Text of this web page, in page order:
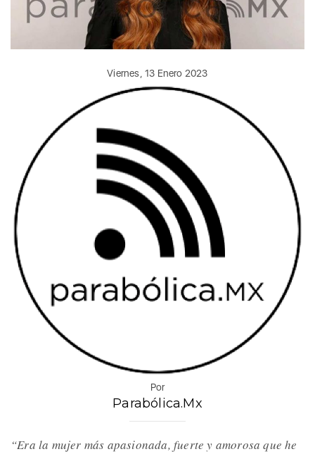
Viernes, 13 Enero 2023
Por
Parabólica.Mx
“Era la mujer más apasionada, fuerte y amorosa que he